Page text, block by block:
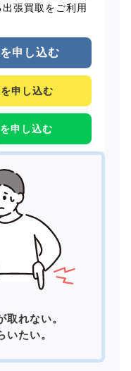
張買取をご利用
申し込む
申し込む
申し込む
取れない。
たい。